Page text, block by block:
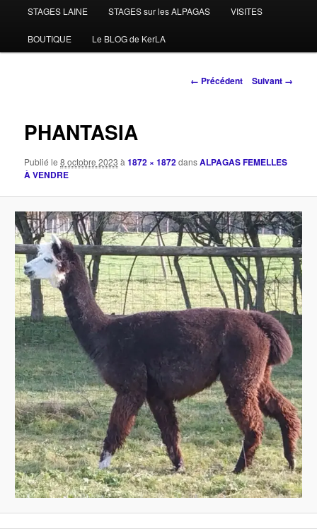
STAGES LAINE STAGES sur les ALPAGAS VISITES
BOUTIQUE Le BLOG de KerLA
Navigation
← Précédent Suivant →
PHANTASIA
Publié le8 octobre 2023 à1872 × 1872dansALPAGAS FEMELLES
À VENDRE